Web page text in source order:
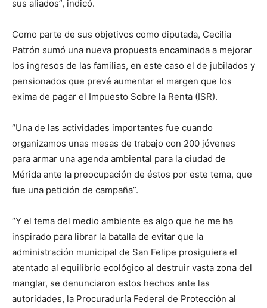
sus aliados”, indicó.
Como parte de sus objetivos como diputada, Cecilia
Patrón sumó una nueva propuesta encaminada a mejorar
los ingresos de las familias, en este caso el de jubilados y
pensionados que prevé aumentar el margen que los
exima de pagar el Impuesto Sobre la Renta (ISR).
“Una de las actividades importantes fue cuando
organizamos unas mesas de trabajo con 200 jóvenes
para armar una agenda ambiental para la ciudad de
Mérida ante la preocupación de éstos por este tema, que
fue una petición de campaña”.
“Y el tema del medio ambiente es algo que he me ha
inspirado para librar la batalla de evitar que la
administración municipal de San Felipe prosiguiera el
atentado al equilibrio ecológico al destruir vasta zona del
manglar, se denunciaron estos hechos ante las
autoridades, la Procuraduría Federal de Protección al